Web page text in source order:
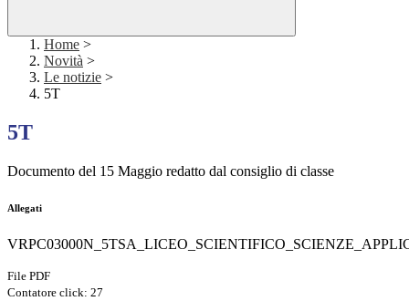
Home >
Novità >
Le notizie >
5T
5T
Documento del 15 Maggio redatto dal consiglio di classe
Allegati
File PDF
Contatore click: 27